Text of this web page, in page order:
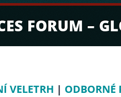
FORUM –
VELETRH | ODBORNÉ